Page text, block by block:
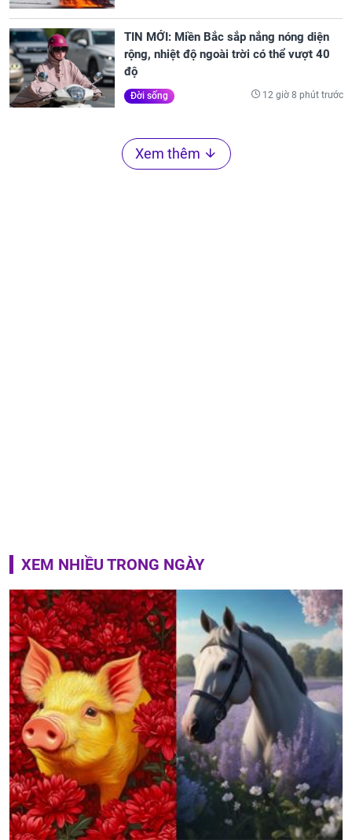
TIN MỚI: Miền Bắc sắp nắng nóng diện
rộng, nhiệt độ ngoài trời có thể vượt 40
độ
Đời sống 12 giờ 8 phút trước
Xem thêm
XEM NHIỀU TRONG NGÀY